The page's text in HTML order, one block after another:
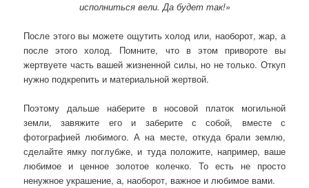
исполниться вели. Да будет так!»
После этого вы можете ощутить холод или, наоборот, жар, а
после этого холод. Помните, что в этом привороте вы
жертвуете часть вашей жизненной силы, но не только. Откуп
нужно подкрепить и материальной жертвой.
Поэтому дальше наберите в носовой платок могильной
земли, завяжите его и заберите с собой, вместе с
фотографией любимого. А на месте, откуда брали землю,
сделайте ямку поглубже, и туда положите, например, ваше
любимое и ценное золотое колечко. То есть не просто
ненужное украшение, а, наоборот, важное и любимое вами.